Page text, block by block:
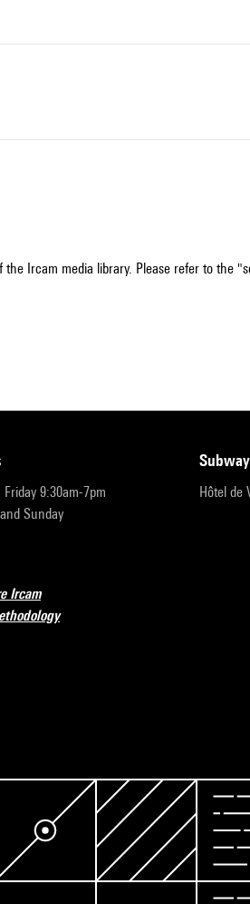
Ircam media library. Please refer to the
9:30am-7pm
Sunday
Hôtel de
Ircam